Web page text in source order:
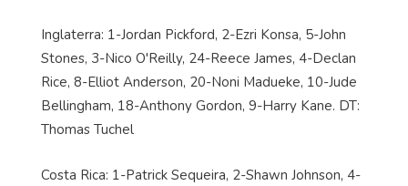
Inglaterra: 1-Jordan Pickford, 2-Ezri Konsa, 5-John
Stones, 3-Nico O'Reilly, 24-Reece James, 4-Declan
Rice, 8-Elliot Anderson, 20-Noni Madueke, 10-Jude
Bellingham, 18-Anthony Gordon, 9-Harry Kane. DT:
Thomas Tuchel
Costa Rica: 1-Patrick Sequeira, 2-Shawn Johnson, 4-